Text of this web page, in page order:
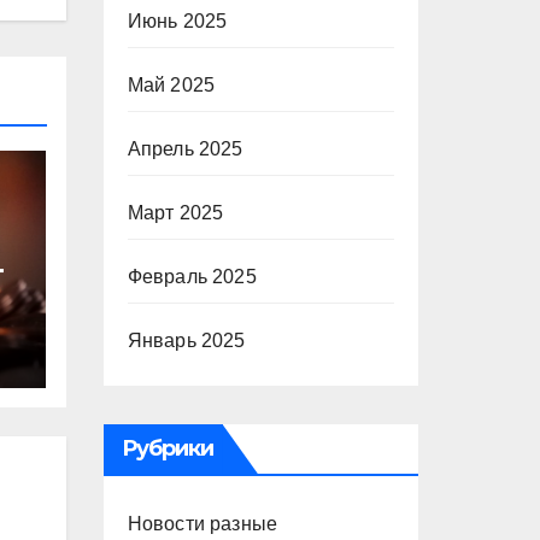
Июнь 2025
Май 2025
Апрель 2025
Март 2025
Февраль 2025
Январь 2025
Рубрики
Новости разные